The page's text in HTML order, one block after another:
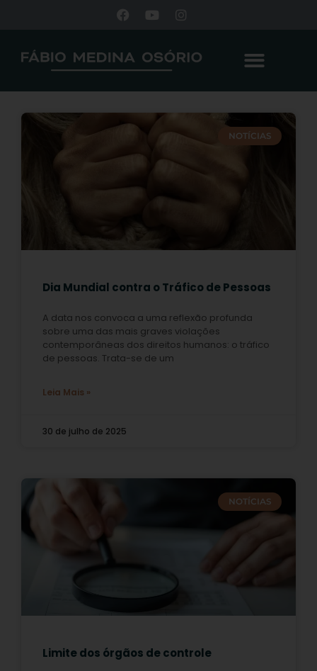
NOTÍCIAS
Dia Mundial contra o Tráfico de Pessoas
A data nos convoca a uma reflexão profunda
sobre uma das mais graves violações
contemporâneas dos direitos humanos: o tráfico
de pessoas. Trata-se de um
Leia Mais »
30 de julho de 2025
NOTÍCIAS
Limite dos órgãos de controle